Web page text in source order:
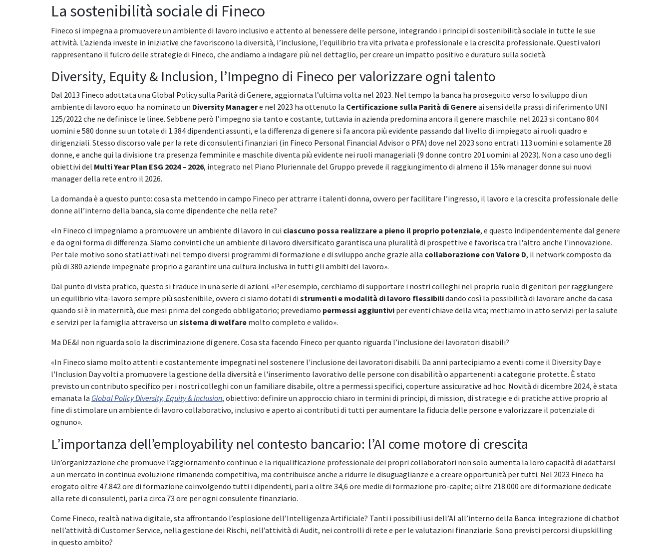
La sostenibilità sociale di Fineco
Fineco si impegna a promuovere un ambiente di lavoro inclusivo e attento al benessere delle persone, integrando i principi di sostenibilità sociale in tutte le sue
attività. L’azienda investe in iniziative che favoriscono la diversità, l’inclusione, l’equilibrio tra vita privata e professionale e la crescita professionale. Questi valori
rappresentano il fulcro delle strategie di Fineco, che andiamo a indagare più nel dettaglio, per creare un impatto positivo e duraturo sulla società.
Diversity, Equity & Inclusion, l’Impegno di Fineco per valorizzare ogni talento
Dal 2013 Fineco adottata una Global Policy sulla Parità di Genere, aggiornata l’ultima volta nel 2023. Nel tempo la banca ha proseguito verso lo sviluppo di un
ambiente di lavoro equo: ha nominato un Diversity Managere nel 2023 ha ottenuto la Certificazione sulla Parità di Genereai sensi della prassi di riferimento UNI
125/2022 che ne definisce le linee. Sebbene però l’impegno sia tanto e costante, tuttavia in azienda predomina ancora il genere maschile: nel 2023 si contano 804
uomini e 580 donne su un totale di 1.384 dipendenti assunti, e la differenza di genere si fa ancora più evidente passando dal livello di impiegato ai ruoli quadro e
dirigenziali. Stesso discorso vale per la rete di consulenti finanziari (in Fineco Personal Financial Advisor o PFA) dove nel 2023 sono entrati 113 uomini e solamente 28
donne, e anche qui la divisione tra presenza femminile e maschile diventa più evidente nei ruoli manageriali (9 donne contro 201 uomini al 2023). Non a caso uno degli
obiettivi del Multi Year Plan ESG 2024 – 2026, integrato nel Piano Pluriennale del Gruppo prevede il raggiungimento di almeno il 15% manager donne sui nuovi
manager della rete entro il 2026.
La domanda è a questo punto: cosa sta mettendo in campo Fineco per attrarre i talenti donna, ovvero per facilitare l’ingresso, il lavoro e la crescita professionale delle
donne all’interno della banca, sia come dipendente che nella rete?
«In Fineco ci impegniamo a promuovere un ambiente di lavoro in cui ciascuno possa realizzare a pieno il proprio potenziale, e questo indipendentemente dal genere
e da ogni forma di differenza. Siamo convinti che un ambiente di lavoro diversificato garantisca una pluralità di prospettive e favorisca tra l'altro anche l'innovazione.
Per tale motivo sono stati attivati nel tempo diversi programmi di formazione e di sviluppo anche grazie alla collaborazione con Valore D, il network composto da
più di 380 aziende impegnate proprio a garantire una cultura inclusiva in tutti gli ambiti del lavoro».
Dal punto di vista pratico, questo si traduce in una serie di azioni. «Per esempio, cerchiamo di supportare i nostri colleghi nel proprio ruolo di genitori per raggiungere
un equilibrio vita-lavoro sempre più sostenibile, ovvero ci siamo dotati di strumenti e modalità di lavoro flessibilidando così la possibilità di lavorare anche da casa
quando si è in maternità, due mesi prima del congedo obbligatorio; prevediamo permessi aggiuntivi per eventi chiave della vita; mettiamo in atto servizi per la salute
e servizi per la famiglia attraverso un sistema di welfare molto completo e valido».
Ma DE&I non riguarda solo la discriminazione di genere. Cosa sta facendo Fineco per quanto riguarda l’inclusione dei lavoratori disabili?
«In Fineco siamo molto attenti e costantemente impegnati nel sostenere l'inclusione dei lavoratori disabili. Da anni partecipiamo a eventi come il Diversity Day e
l'Inclusion Day volti a promuovere la gestione della diversità e l'inserimento lavorativo delle persone con disabilità o appartenenti a categorie protette. È stato
previsto un contributo specifico per i nostri colleghi con un familiare disabile, oltre a permessi specifici, coperture assicurative ad hoc. Novità di dicembre 2024, è stata
emanata la Global Policy Diversity, Equity & Inclusion, obiettivo: definire un approccio chiaro in termini di principi, di mission, di strategie e di pratiche attive proprio al
fine di stimolare un ambiente di lavoro collaborativo, inclusivo e aperto ai contributi di tutti per aumentare la fiducia delle persone e valorizzare il potenziale di
ognuno».
L’importanza dell’employability nel contesto bancario: l’AI come motore di crescita
Un’organizzazione che promuove l’aggiornamento continuo e la riqualificazione professionale dei propri collaboratori non solo aumenta la loro capacità di adattarsi
a un mercato in continua evoluzione rimanendo competitiva, ma contribuisce anche a ridurre le disuguaglianze e a creare opportunità per tutti. Nel 2023 Fineco ha
erogato oltre 47.842 ore di formazione coinvolgendo tutti i dipendenti, pari a oltre 34,6 ore medie di formazione pro-capite; oltre 218.000 ore di formazione dedicate
alla rete di consulenti, pari a circa 73 ore per ogni consulente finanziario.
Come Fineco, realtà nativa digitale, sta affrontando l’esplosione dell’Intelligenza Artificiale? Tanti i possibili usi dell’AI all’interno della Banca: integrazione di chatbot
nell’attività di Customer Service, nella gestione dei Rischi, nell’attività di Audit, nei controlli di rete e per le valutazioni finanziarie. Sono previsti percorsi di upskilling
in questo ambito?